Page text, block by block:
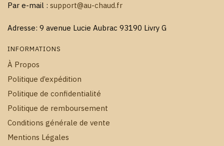
Par e-mail : support@au-chaud.fr
Adresse: 9 avenue Lucie Aubrac 93190 Livry G
INFORMATIONS
À Propos
Politique d’expédition
Politique de confidentialité
Politique de remboursement
Conditions générale de vente
Mentions Légales